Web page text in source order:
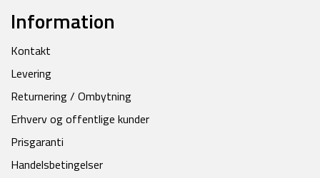
Information
Kontakt
Levering
Returnering / Ombytning
Erhverv og offentlige kunder
Prisgaranti
Handelsbetingelser